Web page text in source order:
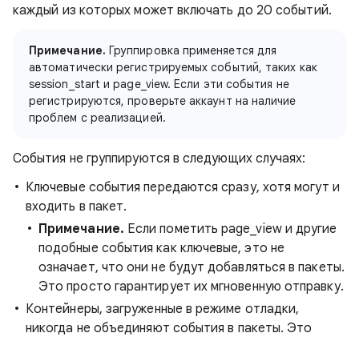
каждый из которых может включать до 20 событий.
Примечание. Группировка применяется для
автоматически регистрируемых событий, таких как
session_start и page_view. Если эти события не
регистрируются, проверьте аккаунт на наличие
проблем с реализацией.
События не группируются в следующих случаях:
Ключевые события передаются сразу, хотя могут и
входить в пакет.
Примечание. Если пометить page_view и другие
подобные события как ключевые, это не
означает, что они не будут добавляться в пакеты.
Это просто гарантирует их мгновенную отправку.
Контейнеры, загруженные в режиме отладки,
никогда не объединяют события в пакеты. Это